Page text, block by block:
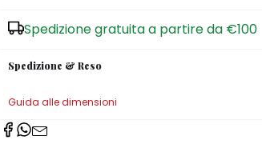
Spedizione gratuita a partire da €100
Spedizione & Reso
Guida alle dimensioni